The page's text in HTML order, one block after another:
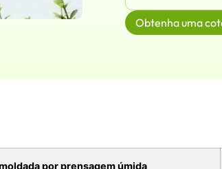
Obtenha uma
por prensagem úmida